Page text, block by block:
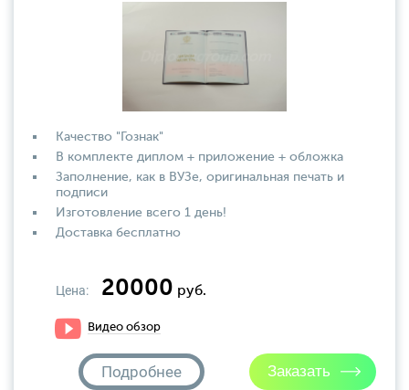
Качество "Гознак"
В комплекте диплом + приложение + обложка
Заполнение, как в ВУЗе, оригинальная печать и
подписи
Изготовление всего 1 день!
Доставка бесплатно
Цена: 20000 руб.
Видео обзор
Подробнее